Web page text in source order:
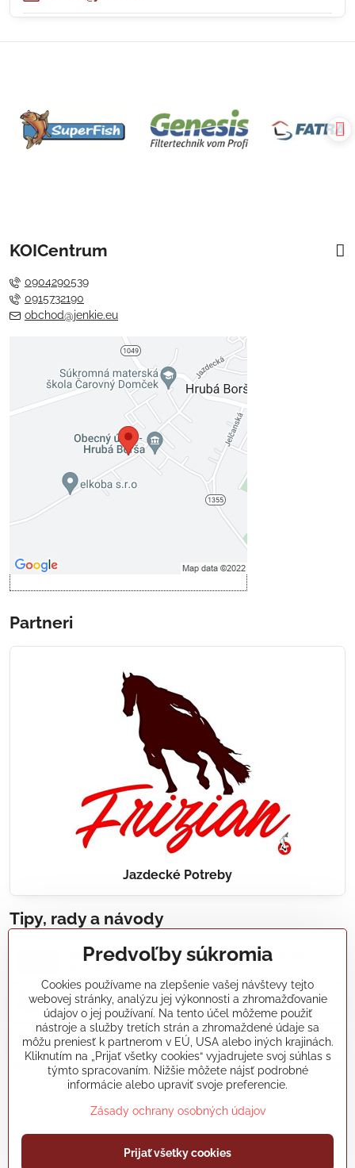
KOICentrum
0904290539
0915732190
obchod@jenkie.eu
Externý obsah je blokovaný
Voľbami súkromia
Prajete si načítať externý obsah?
Povoliť tentokrát
Povoliť a zapamätať - súhlas s
Partneri
Jazdecké Potreby
Tipy, rady a návody
Realizácie záhradných jazierok, bazénov, fontán,
Články a blogy
Rady a návody
koikapre/?ref=hl
©2026Copyright
Predvoľby súkromia
Cookies používame na zlepšenie vašej návštevy tejto
webovej stránky, analýzu jej výkonnosti a zhromažďovanie
údajov o jej používaní. Na tento účel môžeme použiť
nástroje a služby tretích strán a zhromaždené údaje sa
môžu preniesť k partnerom v EÚ, USA alebo iných krajinách.
Kliknutím na „Prijať všetky cookies“ vyjadrujete svoj súhlas s
týmto spracovaním. Nižšie môžete nájsť podrobné
informácie alebo upraviť svoje preferencie.
Zásady ochrany osobných údajov
Prijať všetky cookies